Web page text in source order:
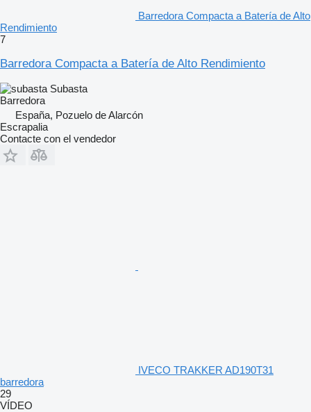
Barredora Compacta a Batería de Alto
Rendimiento
7
Barredora Compacta a Batería de Alto Rendimiento
Subasta
Barredora
España, Pozuelo de Alarcón
Escrapalia
Contacte con el vendedor
IVECO TRAKKER AD190T31
barredora
29
VÍDEO